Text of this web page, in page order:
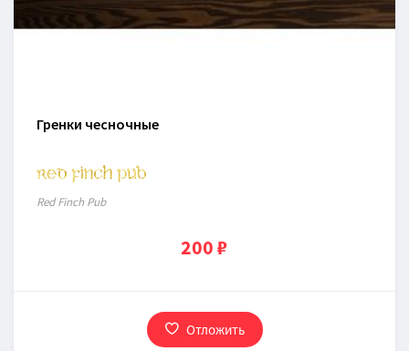
Гренки чесночные
Red Finch Pub
200 ₽
Отложить